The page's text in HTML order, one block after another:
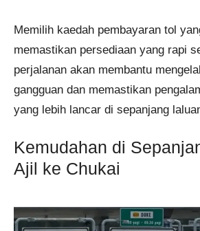
Memilih kaedah pembayaran tol
memastikan persediaan yang rapi
perjalanan akan membantu
gangguan dan memastikan
yang lebih lancar di sepanjang
Kemudahan di
Ajil ke Chukai